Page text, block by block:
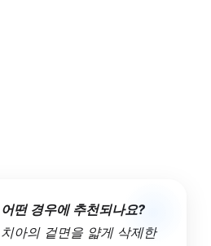
떤 경우에 추천되나요?
아의 겉면을 얇게 삭제한